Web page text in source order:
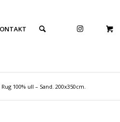
100% ull – Sand. 200x350cm.